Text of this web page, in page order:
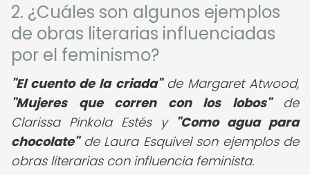
2. ¿Cuáles son algunos ejemplos
de obras literarias influenciadas
por el feminismo?
"El cuento de la criada"de Margaret Atwood,
"Mujeres que corren con los lobos"de
Clarissa Pinkola Estés y "Como agua para
chocolate"de Laura Esquivel son ejemplos de
obras literarias con influencia feminista.